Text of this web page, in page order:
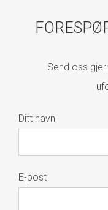
Send oss
Ditt navn
E-post